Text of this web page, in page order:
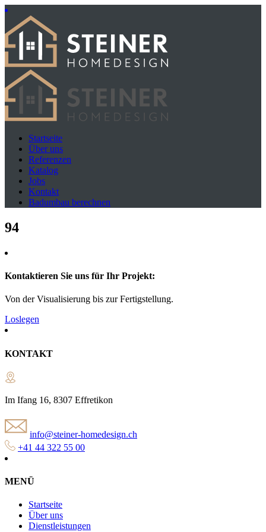
Startseite
Über uns
Referenzen
Katalog
Jobs
Kontakt
Badumbau berechnen
94
Kontaktieren Sie uns für Ihr Projekt:
Von der Visualisierung bis zur Fertigstellung.
Loslegen
KONTAKT
Im Ifang 16, 8307 Effretikon
info@steiner-homedesign.ch
+41 44 322 55 00
MENÜ
Startseite
Über uns
Dienstleistungen